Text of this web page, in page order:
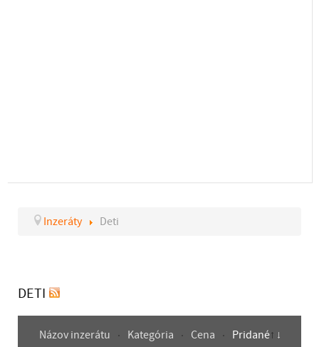
Inzeráty Deti
DETI
Názov inzerátu Kategória Cena
Pridané